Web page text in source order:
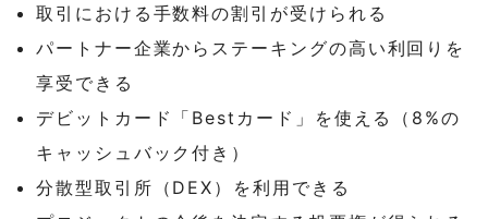
取引における手数料の割引が受けられる
パートナー企業からステーキングの高い利回りを
享受できる
デビットカード「Bestカード」を使える（8%の
キャッシュバック付き）
分散型取引所（DEX）を利用できる